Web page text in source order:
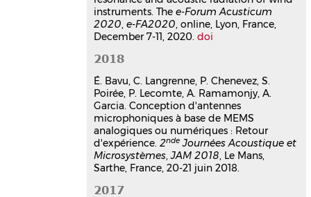
Olivier Thomas,Alexandre Garcia
127th Audio Engineering Society
Convention, Oct 2009, New-York,
United States
hal-03179312v1
Measurement of subwoofer
directivity in non-anechoic
rooms
Christophe Langrenne,Pierre-Emile
Chartrain,Manuel Melon,Alexandre
Garcia
38th International Congress and
instruments. Thee-Forum Acusticum
2020,e-FA2020, online, Lyon, France,
December 7-11, 2020.doi
2018
É. Bavu, C. Langrenne, P. Chenevez, S.
Poirée, P. Lecomte, A. Ramamonjy, A.
Garcia. Conception d'antennes
microphoniques à base de MEMS
analogiques ou numériques : Retour
d'expérience.2nde Journées Acoustique et
Microsystèmes,JAM 2018, Le Mans,
Sarthe, France, 20-21 juin 2018.
2017